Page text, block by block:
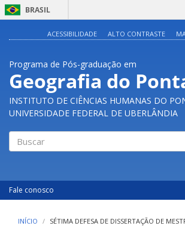
BRASIL
Acesso
ACESSIBILIDADE ALTO CONTRASTE
Programa de Pós-graduação em
Geografia do
INSTITUTO DE CIÊNCIAS HUMANAS DO
UNIVERSIDADE FEDERAL DE UBERLÂNDIA
Fale conosco
INÍCIO SÉTIMA DEFESA DE DISSERTAÇÃO DE